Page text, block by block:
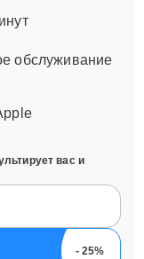
обслуживание
вас и